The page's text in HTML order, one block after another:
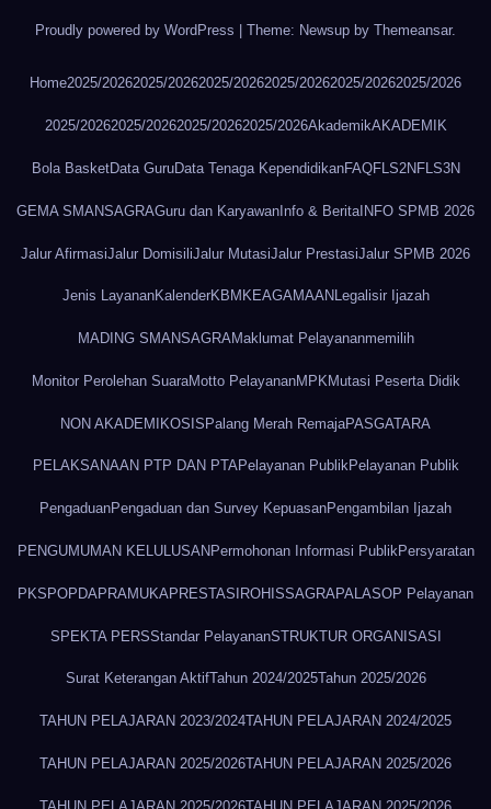
Proudly powered by WordPress Theme: Newsup by Themeansar.
Home2025/20262025/20262025/20262025/20262025/20262025/2026
2025/20262025/20262025/20262025/2026AkademikAKADEMIK
Bola BasketData GuruData Tenaga KependidikanFAQFLS2N FLS3N
GEMA SMANSAGRAGuru dan Karyawan Info & Berita INFO SPMB 2026
Jalur AfirmasiJalur DomisiliJalur MutasiJalur PrestasiJalur SPMB 2026
Jenis LayananKalenderKBM KEAGAMAAN Legalisir Ijazah
MADING SMANSAGRAMaklumat Pelayananmemilih
Monitor Perolehan SuaraMotto PelayananMPK Mutasi Peserta Didik
NON AKADEMIKOSISPalang Merah RemajaPASGATARA
PELAKSANAAN PTP DAN PTAPelayanan PublikPelayanan Publik
PengaduanPengaduan dan Survey KepuasanPengambilan Ijazah
PENGUMUMAN KELULUSAN Permohonan Informasi PublikPersyaratan
PKS POPDA PRAMUKA PRESTASI ROHISSAGRAPALASOP Pelayanan
SPEKTA PERSStandar PelayananSTRUKTUR ORGANISASI
Surat Keterangan AktifTahun 2024/2025Tahun 2025/2026
TAHUN PELAJARAN 2023/2024TAHUN PELAJARAN 2024/2025
TAHUN PELAJARAN 2025/2026TAHUN PELAJARAN 2025/2026